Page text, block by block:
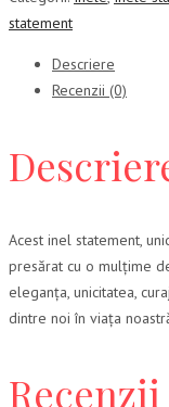
statement
Descriere
Recenzii (0)
Acest inel statement,
presărat cu o mulțime
eleganța, unicitatea,
dintre noi în viața
Recenzii